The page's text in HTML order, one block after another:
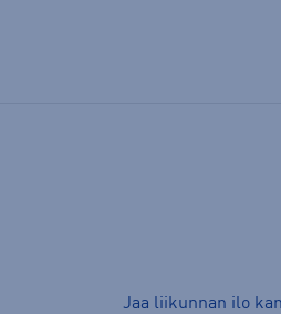
Jaa liikunnan ilo